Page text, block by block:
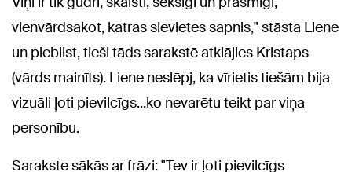
vienvārdsakot, katras sievietes sapnis," stāsta Liene
un piebilst, tieši tāds sarakstē atklājies Kristaps
(vārds mainīts). Liene neslēpj, ka vīrietis tiešām bija
vizuāli ļoti pievilcīgs...ko nevarētu teikt par viņa
personību.
Sarakste sākās ar frāzi: "Tev ir ļoti pievilcīgs